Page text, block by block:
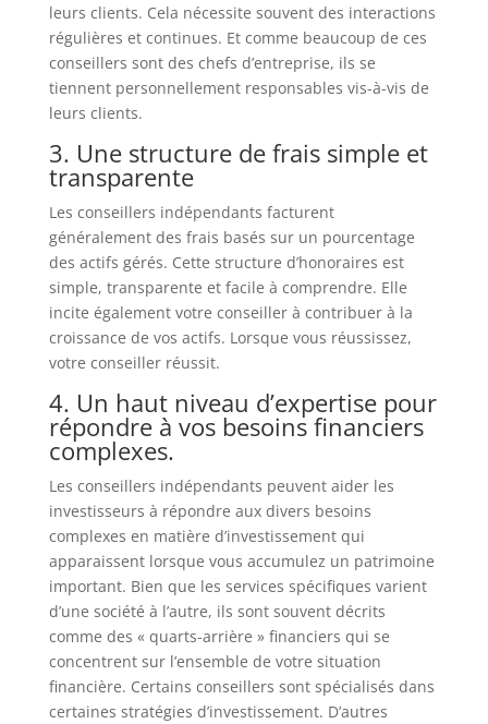
leurs clients. Cela nécessite souvent des interactions
régulières et continues. Et comme beaucoup de ces
conseillers sont des chefs d’entreprise, ils se
tiennent personnellement responsables vis-à-vis de
leurs clients.
3. Une structure de frais simple et
transparente
Les conseillers indépendants facturent
généralement des frais basés sur un pourcentage
des actifs gérés. Cette structure d’honoraires est
simple, transparente et facile à comprendre. Elle
incite également votre conseiller à contribuer à la
croissance de vos actifs. Lorsque vous réussissez,
votre conseiller réussit.
4. Un haut niveau d’expertise pour
répondre à vos besoins financiers
complexes.
Les conseillers indépendants peuvent aider les
investisseurs à répondre aux divers besoins
complexes en matière d’investissement qui
apparaissent lorsque vous accumulez un patrimoine
important. Bien que les services spécifiques varient
d’une société à l’autre, ils sont souvent décrits
comme des « quarts-arrière » financiers qui se
concentrent sur l’ensemble de votre situation
financière. Certains conseillers sont spécialisés dans
certaines stratégies d’investissement. D’autres